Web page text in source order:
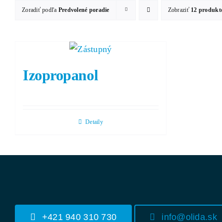
Zoradiť podľa Predvolené poradie Zobraziť 12
Izopropanol
Detaily
+421 940 310 730 info@olida.sk